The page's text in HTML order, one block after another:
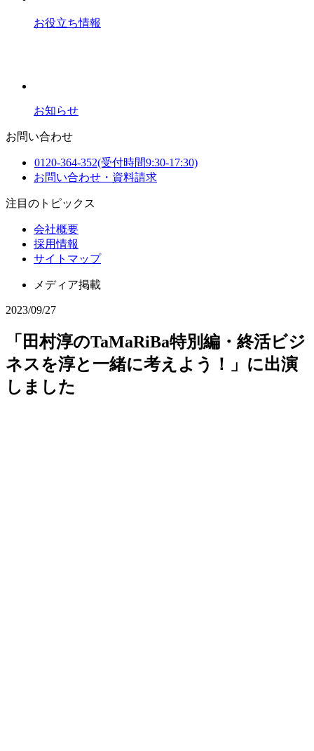
お役立ち情報
お知らせ
お問い合わせ
0120-364-352(受付時間9:30-17:30)
お問い合わせ・資料請求
注目のトピックス
会社概要
採用情報
サイトマップ
メディア掲載
2023/09/27
「田村淳のTaMaRiBa特別編・終活ビジ
ネスを淳と一緒に考えよう！」に出演
しました